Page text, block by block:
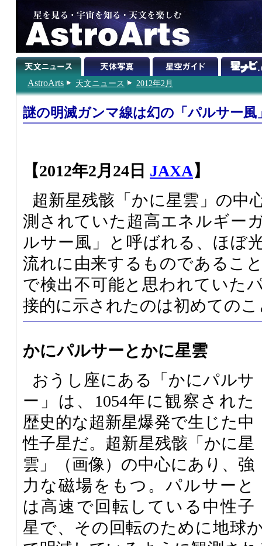
AstroArts 天文ニュース 2012年2月
謎の明滅ガンマ線は幻の「パルサー風
【2012年2月24日 JAXA】
超新星残骸「かに星雲」の中
測されていた超高エネルギー
ルサー風」と呼ばれる、ほぼ
流れに由来するものであるこ
で検出不可能と思われていた
接的に示されたのは初めての
かにパルサーとかに星雲
おうし座にある「かにパルサ
ー」は、1054年に観察された
歴史的な超新星爆発で生じた中
性子星だ。超新星残骸「かに星
雲」（画像）の中心にあり、強
力な磁場をもつ。パルサーと
は高速で回転している中性子
星で、その回転のために地球